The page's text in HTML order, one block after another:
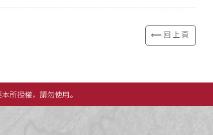
⟸回上頁
所授權，請勿使用。